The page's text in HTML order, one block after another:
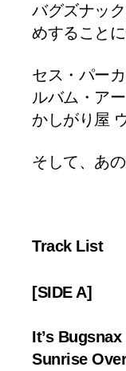
バグズナッ
めすること
セス・パー
ルバム・ア
かしがり屋
そして、あ
Track List
[SIDE A]
It’s Bugsnax
Sunrise